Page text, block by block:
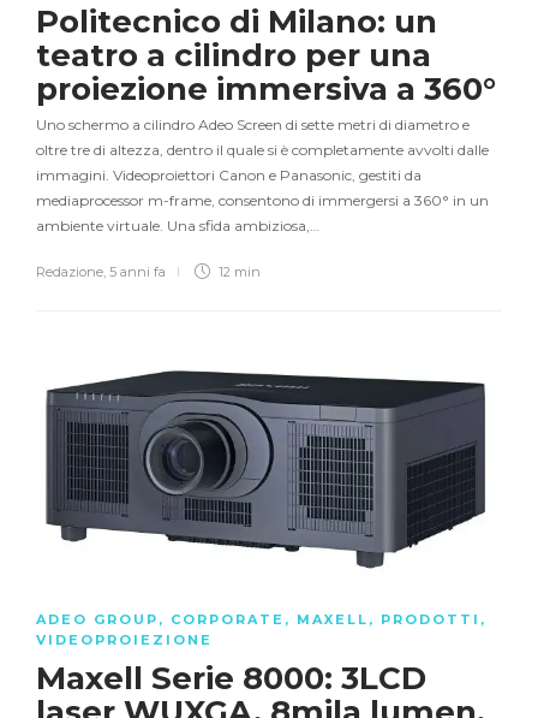
Politecnico di Milano: un
teatro a cilindro per una
proiezione immersiva a 360°
Uno schermo a cilindro Adeo Screen di sette metri di diametro e
oltre tre di altezza, dentro il quale si è completamente avvolti dalle
immagini. Videoproiettori Canon e Panasonic, gestiti da
mediaprocessor m-frame, consentono di immergersi a 360° in un
ambiente virtuale. Una sfida ambiziosa,…
Redazione, 5 anni fa 12 min
ADEO GROUP , CORPORATE , MAXELL , PRODOTTI ,
VIDEOPROIEZIONE
Maxell Serie 8000: 3LCD